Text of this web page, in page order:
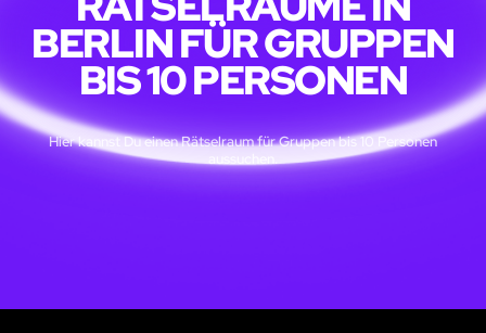
BERLIN FÜR GRUPPEN
BIS 10 PERSONEN
Hier kannst Du einen Rätselraum für Gruppen bis 10 Personen
aussuchen.